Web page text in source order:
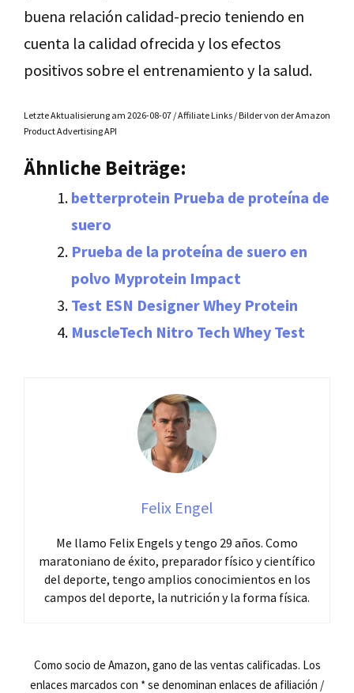
buena relación calidad-precio teniendo en
cuenta la calidad ofrecida y los efectos
positivos sobre el entrenamiento y la salud.
Letzte Aktualisierung am 2026-08-07 / Affiliate Links / Bilder von der Amazon
Product Advertising API
Ähnliche Beiträge:
betterprotein Prueba de proteína de
suero
Prueba de la proteína de suero en
polvo Myprotein Impact
Test ESN Designer Whey Protein
MuscleTech Nitro Tech Whey Test
Felix Engel
Me llamo Felix Engels y tengo 29 años. Como
maratoniano de éxito, preparador físico y científico
del deporte, tengo amplios conocimientos en los
campos del deporte, la nutrición y la forma física.
Como socio de Amazon, gano de las ventas calificadas. Los
enlaces marcados con * se denominan enlaces de afiliación /